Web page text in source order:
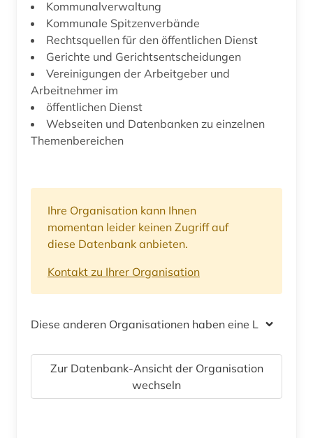
Kommunalverwaltung
Kommunale Spitzenverbände
Rechtsquellen für den öffentlichen Dienst
Gerichte und Gerichtsentscheidungen
Vereinigungen der Arbeitgeber und
Arbeitnehmer im
öffentlichen Dienst
Webseiten und Datenbanken zu einzelnen
Themenbereichen
Ihre Organisation kann Ihnen
momentan leider keinen Zugriff auf
diese Datenbank anbieten.
Kontakt zu Ihrer Organisation
Diese anderen Organisationen haben eine Lizenz
Zur Datenbank-Ansicht der Organisation
wechseln